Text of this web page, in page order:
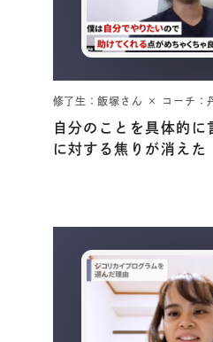
修了生：飯塚さん × コーチ：
自分のことを具体的に
に対する焦りが消えた